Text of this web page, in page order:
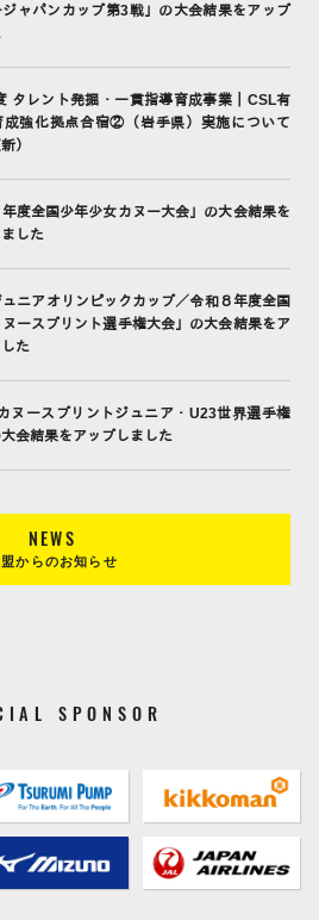
ジャパンカップ第3戦」の大会結果をアップ
タレント発掘・一貫指導育成事業｜CSL有
成強化拠点合宿②（岩手県）実施について
）
年度全国少年少女カヌー大会」の大会結果を
した
ュニアオリンピックカップ／令和８年度全国
ースプリント選手権大会」の大会結果をア
た
ヌースプリントジュニア・U23世界選手権
会結果をアップしました
NEWS
からのお知らせ
SPONSOR